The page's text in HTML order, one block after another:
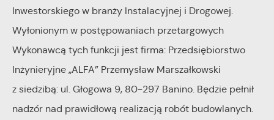
Inwestorskiego w branży Instalacyjnej i Drogowej.
Wyłonionym w postępowaniach przetargowych
Wykonawcą tych funkcji jest firma: Przedsiębiorstwo
Inżynieryjne „ALFA” Przemysław Marszałkowski
z siedzibą: ul. Głogowa 9, 80-297 Banino. Będzie pełnił
nadzór nad prawidłową realizacją robót budowlanych.